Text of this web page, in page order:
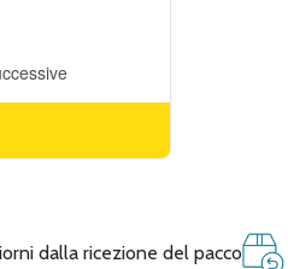
dalla ricezione del pacco